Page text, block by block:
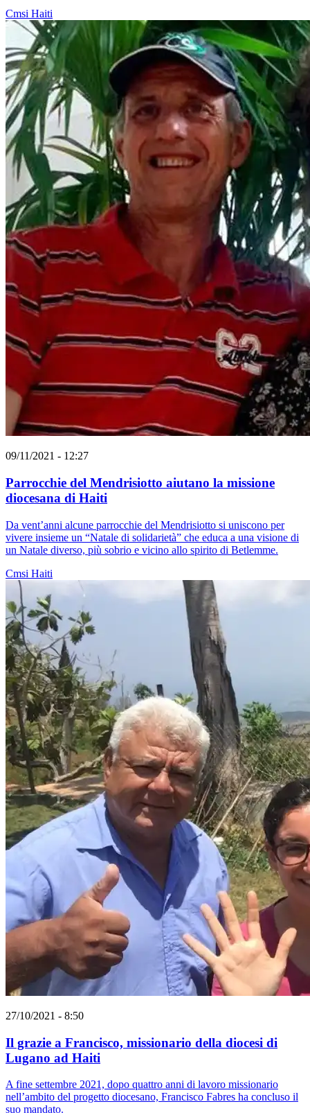
Cmsi Haiti
09/11/2021 - 12:27
Parrocchie del Mendrisiotto aiutano la missione
diocesana di Haiti
Da vent’anni alcune parrocchie del Mendrisiotto si uniscono per
vivere insieme un “Natale di solidarietà” che educa a una visione di
un Natale diverso, più sobrio e vicino allo spirito di Betlemme.
Cmsi Haiti
27/10/2021 - 8:50
Il grazie a Francisco, missionario della diocesi di
Lugano ad Haiti
A fine settembre 2021, dopo quattro anni di lavoro missionario
nell’ambito del progetto diocesano, Francisco Fabres ha concluso il
suo mandato.